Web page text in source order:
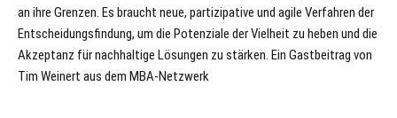
an ihre Grenzen. Es braucht neue, partizipative und agile Verfahren der
Entscheidungsfindung, um die Potenziale der Vielheit zu heben und die
Akzeptanz für nachhaltige Lösungen zu stärken. Ein Gastbeitrag von
Tim Weinert aus dem MBA-Netzwerk